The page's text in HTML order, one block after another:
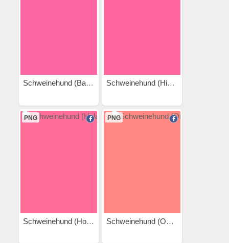
Schweinehund (Balancieren) Schweinehund (Himmel und...
PNG
Schweinehund (Hola Hoop)
PNG
Schweinehund (Oma 2)